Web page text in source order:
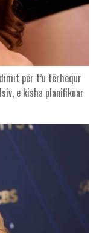
për t’u tërhequr
e kisha planifikuar